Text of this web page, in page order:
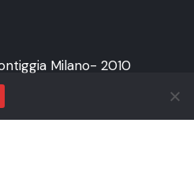
Milano- 2010